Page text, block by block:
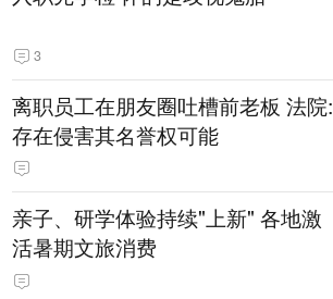
3
离职员工在朋友圈吐槽前老板 法院:
存在侵害其名誉权可能
亲子、研学体验持续"上新" 各地激
活暑期文旅消费